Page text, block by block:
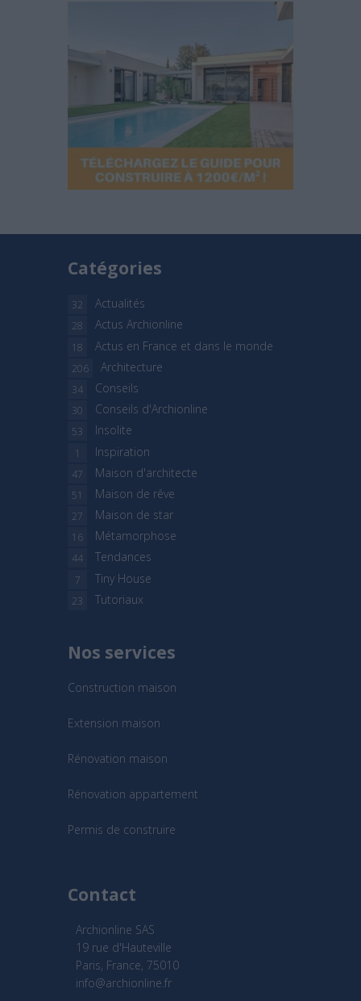
Catégories
Actualités
32
Actus Archionline
28
Actus en France et dans le monde
18
Architecture
206
Conseils
34
Conseils d'Archionline
30
Insolite
53
Inspiration
1
Maison d'architecte
47
Maison de rêve
51
Maison de star
27
Métamorphose
16
Tendances
44
Tiny House
7
Tutoriaux
23
Nos services
Construction maison
Extension maison
Rénovation maison
Rénovation appartement
Permis de construire
Contact
Archionline SAS
19 rue d'Hauteville
Paris, France, 75010
info@archionline.fr